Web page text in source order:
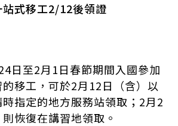
式移工2/12後領證
日至2月1日春節期間入國參加
移工，可於2月12日（含）以
指定的地方服務站領取；2月2
恢復在講習地領取。